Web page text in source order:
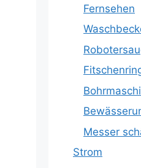
Fernsehen
Messer
Strom